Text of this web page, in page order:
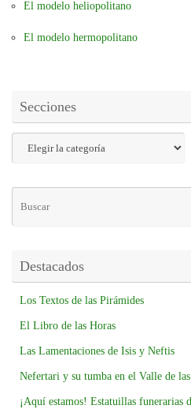
El modelo heliopolitano
El modelo hermopolitano
Secciones
Destacados
Los Textos de las Pirámides
El Libro de las Horas
Las Lamentaciones de Isis y Neftis
Nefertari y su tumba en el Valle de las
¡Aquí estamos! Estatuillas funerarias